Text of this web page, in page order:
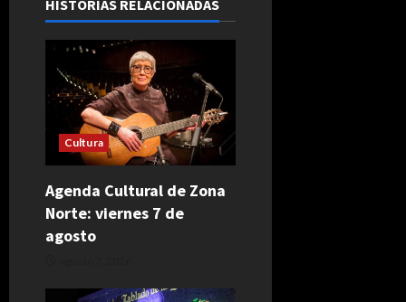
HISTORIAS RELACIONADAS
Cultura
Agenda Cultural de Zona
Norte: viernes 7 de
agosto